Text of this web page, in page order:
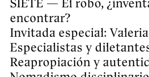
instalación, edición y cine
experimental. Su cuerpo de obra
explora el inconsciente de los
espacios arquitectónicos, las
instituciones científicas y su
vínculo con los fenómenos
sobrenaturales y postnaturales a